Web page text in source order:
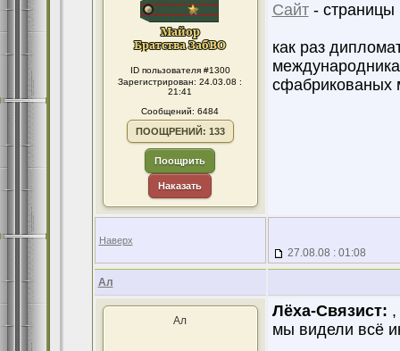
ID пользователя #1300
Зарегистрирован: 24.03.08 :
21:41
Сообщений: 6484
ПООЩРЕНИЙ: 133
Поощрить
Наказать
Сайт- страницы
как раз
сфабрикованых
Наверх
27.08.08 : 01:08
Ал
Ал
Лёха-Связист:
мы видели всё